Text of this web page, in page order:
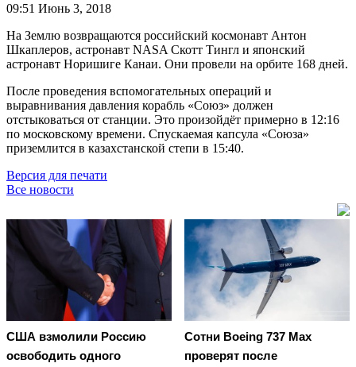
09:51 Июнь 3, 2018
На Землю возвращаются российский космонавт Антон
Шкаплеров, астронавт NASA Скотт Тингл и японский
астронавт Норишиге Канаи. Они провели на орбите 168 дней.
После проведения вспомогательных операций и
выравнивания давления корабль «Союз» должен
отстыковаться от станции. Это произойдёт примерно в 12:16
по московскому времени. Спускаемая капсула «Союза»
приземлится в казахстанской степи в 15:40.
Версия для печати
Все новости
США взмолили Россию
освободить одного
Сотни Boeing 737 Max
проверят после